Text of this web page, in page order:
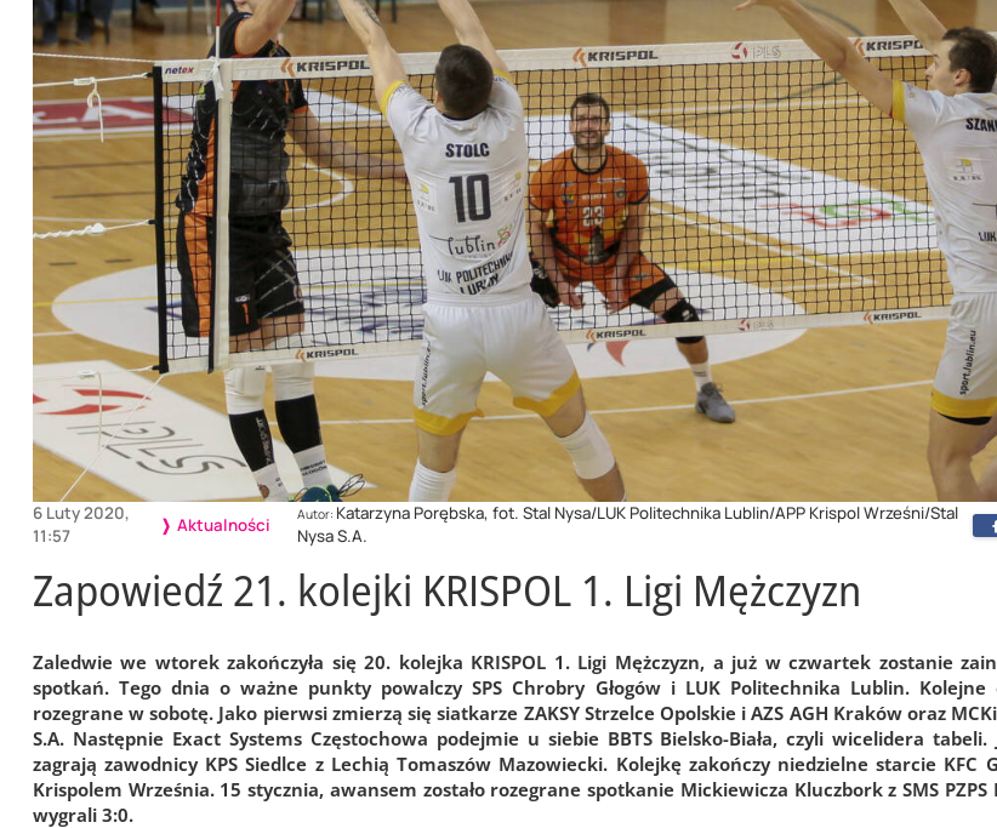
6 Luty 2020,
11:57
Aktualności Autor: Katarzyna Porębska, fot. Stal Nysa/LUK Politechnika Lublin/APP Krispol Wrześni/Stal
Nysa S.A.
Zapowiedź 21. kolejki KRISPOL 1. Ligi Mężczyzn
Zaledwie we wtorek zakończyła się 20. kolejka KRISPOL 1. Ligi Mężczyzn, a już w czwartek zostanie
spotkań. Tego dnia o ważne punkty powalczy SPS Chrobry Głogów i LUK Politechnika Lublin. Kolejne
rozegrane w sobotę. Jako pierwsi zmierzą się siatkarze ZAKSY Strzelce Opolskie i AZS AGH Kraków oraz
S.A. Następnie Exact Systems Częstochowa podejmie u siebie BBTS Bielsko-Biała, czyli wicelidera
zagrają zawodnicy KPS Siedlce z Lechią Tomaszów Mazowiecki. Kolejkę zakończy niedzielne starcie KFC
Krispolem Września. 15 stycznia, awansem zostało rozegrane spotkanie Mickiewicza Kluczbork z SMS PZPS
wygrali 3:0.